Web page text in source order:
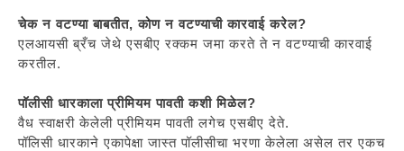
चेक न वटण्या बाबतीत, कोण न वटण्याची कारवाई करेल?
एलआयसी ब्रँच जेथे एसबीए रक्कम जमा करते ते न वटण्याची कारवाई
करतील.
पॉलीसी धारकाला प्रीमियम पावती कशी मिळेल?
वैध स्वाक्षरी केलेली प्रीमियम पावती लगेच एसबीए देते.
पॉलिसी धारकाने एकापेक्षा जास्त पॉलीसीचा भरणा केलेला असेल तर एकच